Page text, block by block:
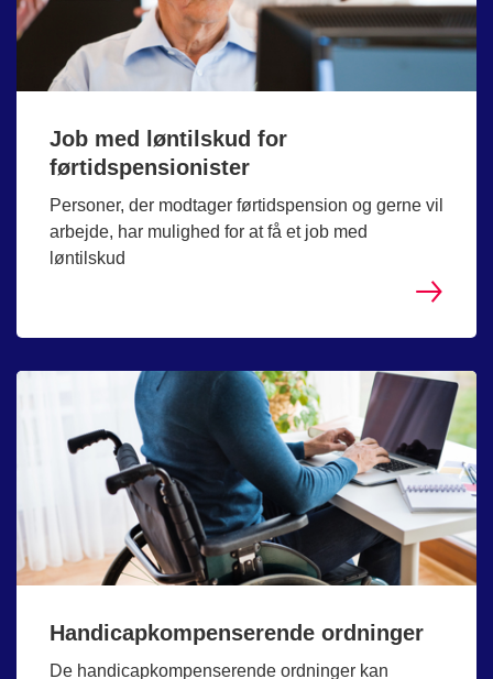
Job med løntilskud for
førtidspensionister
Personer, der modtager førtidspension og gerne vil
arbejde, har mulighed for at få et job med
løntilskud
Handicapkompenserende ordninger
De handicapkompenserende ordninger kan